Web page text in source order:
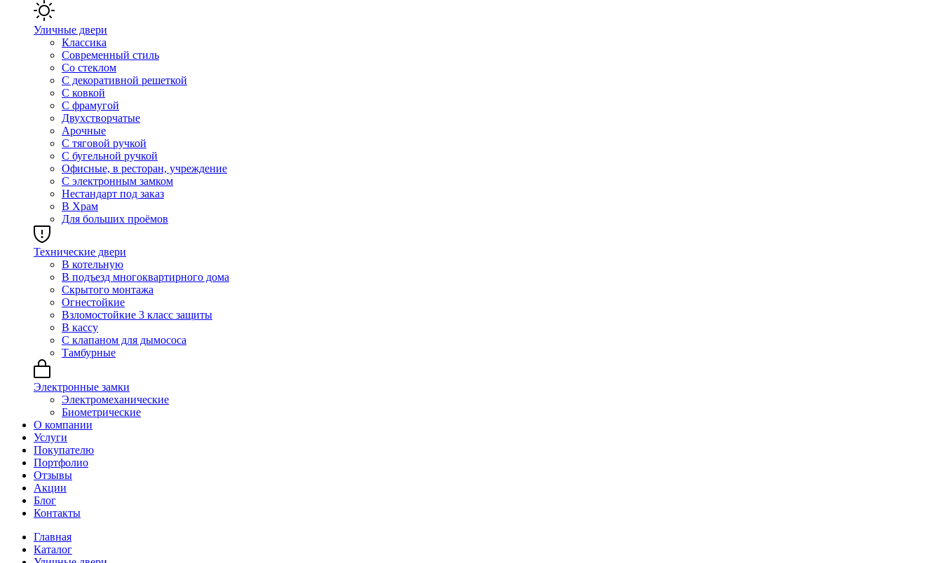
Уличные двери
Классика
Современный стиль
Со стеклом
С декоративной решеткой
С ковкой
С фрамугой
Двухстворчатые
Арочные
С тяговой ручкой
С бугельной ручкой
Офисные, в ресторан, учреждение
С электронным замком
Нестандарт под заказ
В Храм
Для больших проёмов
Технические двери
В котельную
В подъезд многоквартирного дома
Скрытого монтажа
Огнестойкие
Взломостойкие 3 класс защиты
В кассу
С клапаном для дымососа
Тамбурные
Электронные замки
Электромеханические
Биометрические
О компании
Услуги
Покупателю
Портфолио
Отзывы
Акции
Блог
Контакты
Главная
Каталог